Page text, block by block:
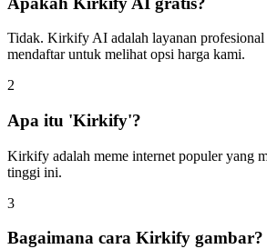
Tidak. Kirkify AI adalah layanan profesional
mendaftar untuk melihat opsi harga kami.
2
Apa itu 'Kirkify'?
Kirkify adalah meme internet populer yang
tinggi ini.
3
Bagaimana cara Kirkify gambar?